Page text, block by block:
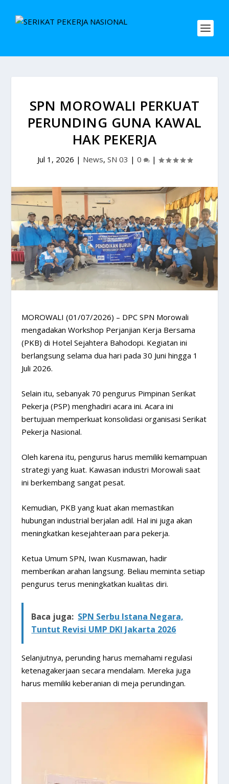
SPN MOROWALI PERKUAT
PERUNDING GUNA KAWAL
HAK PEKERJA
Jul 1, 2026 | News, SN 03 | 0 |
MOROWALI (01/07/2026) – DPC SPN Morowali
mengadakan Workshop Perjanjian Kerja Bersama
(PKB) di Hotel Sejahtera Bahodopi. Kegiatan ini
berlangsung selama dua hari pada 30 Juni hingga 1
Juli 2026.
Selain itu, sebanyak 70 pengurus Pimpinan Serikat
Pekerja (PSP) menghadiri acara ini. Acara ini
bertujuan memperkuat konsolidasi organisasi Serikat
Pekerja Nasional.
Oleh karena itu, pengurus harus memiliki kemampuan
strategi yang kuat. Kawasan industri Morowali saat
ini berkembang sangat pesat.
Kemudian, PKB yang kuat akan memastikan
hubungan industrial berjalan adil. Hal ini juga akan
meningkatkan kesejahteraan para pekerja.
Ketua Umum SPN, Iwan Kusmawan, hadir
memberikan arahan langsung. Beliau meminta setiap
pengurus terus meningkatkan kualitas diri.
Baca juga: SPN Serbu Istana Negara,
Tuntut Revisi UMP DKI Jakarta 2026
Selanjutnya, perunding harus memahami regulasi
ketenagakerjaan secara mendalam. Mereka juga
harus memiliki keberanian di meja perundingan.